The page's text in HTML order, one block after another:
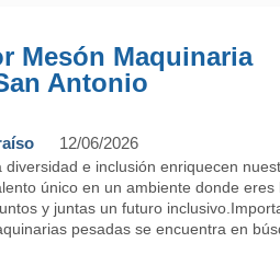
Mesón Maquinaria
Antonio
12/06/2026
diversidad e inclusión enriquecen
único en un ambiente donde
y juntas un futuro
pesadas se encuentra en